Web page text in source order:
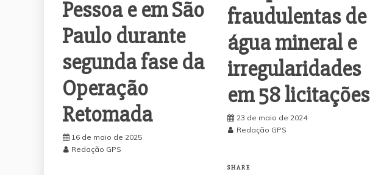
Pessoa e em São
Paulo durante
segunda fase da
Operação
Retomada
16 de maio de 2025
Redação GPS
fraudulentas de
água mineral e
irregularidades
em 58 licitações
23 de maio de 2024
Redação GPS
SHARE